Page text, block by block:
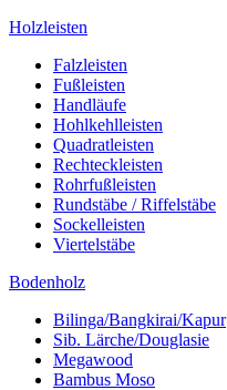
Holzleisten
Falzleisten
Fußleisten
Handläufe
Hohlkehlleisten
Quadratleisten
Rechteckleisten
Rohrfußleisten
Rundstäbe / Riffelstäbe
Sockelleisten
Viertelstäbe
Bodenholz
Bilinga/Bangkirai/Kapur
Sib. Lärche/Douglasie
Megawood
Bambus Moso